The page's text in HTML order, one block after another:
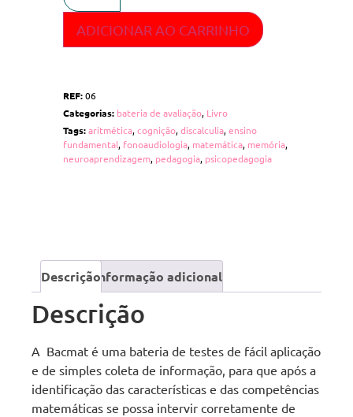
ADICIONAR AO CARRINHO
REF:06
Categorias: bateria de avaliação, Livro
Tags:aritmética,cognição,discalculia,ensino
fundamental, fonoaudiologia, matemática, memória,
neuroaprendizagem, pedagogia, psicopedagogia
DescriçãoInformação adicional
Descrição
A Bacmat é uma bateria de testes de fácil aplicação
e de simples coleta de informação, para que após a
identificação das características e das competências
matemáticas se possa intervir corretamente de